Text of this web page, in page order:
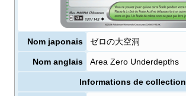
Nom japonais ゼロの大空洞
Nom anglais Area Zero Underdepths
Informations de collection